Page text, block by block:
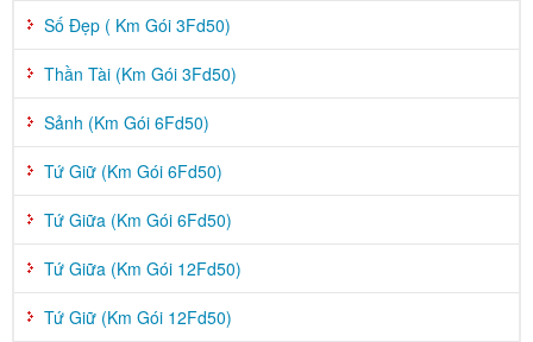
Số Đẹp ( Km Gói 3Fd50)
Thần Tài (Km Gói 3Fd50)
Sảnh (Km Gói 6Fd50)
Tứ Giữ (Km Gói 6Fd50)
Tứ Giữa (Km Gói 6Fd50)
Tứ Giữa (Km Gói 12Fd50)
Tứ Giữ (Km Gói 12Fd50)